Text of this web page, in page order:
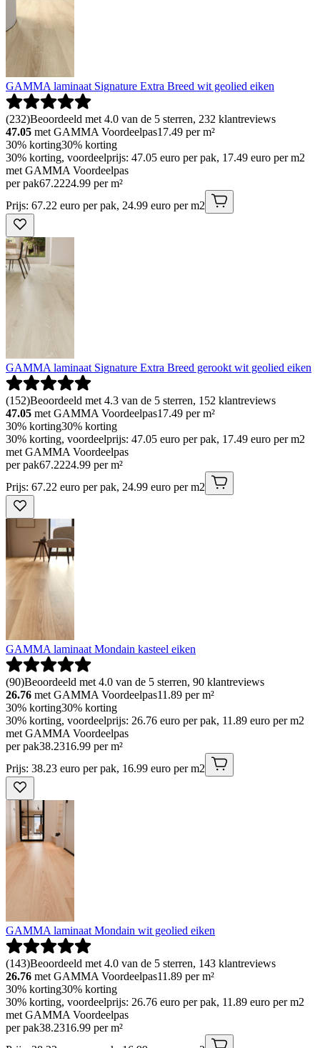
GAMMA laminaat Signature Extra Breed wit geolied eiken
(232)Beoordeeld met 4.0 van de 5 sterren, 232 klantreviews
47.05 met GAMMA Voordeelpas17.49 per m²
30% korting30% korting
30% korting, voordeelprijs: 47.05 euro per pak, 17.49 euro per m2
met GAMMA Voordeelpas
per pak67.2224.99 per m²
Prijs: 67.22 euro per pak, 24.99 euro per m2
GAMMA laminaat Signature Extra Breed gerookt wit geolied eiken
(152)Beoordeeld met 4.3 van de 5 sterren, 152 klantreviews
47.05 met GAMMA Voordeelpas17.49 per m²
30% korting30% korting
30% korting, voordeelprijs: 47.05 euro per pak, 17.49 euro per m2
met GAMMA Voordeelpas
per pak67.2224.99 per m²
Prijs: 67.22 euro per pak, 24.99 euro per m2
GAMMA laminaat Mondain kasteel eiken
(90)Beoordeeld met 4.0 van de 5 sterren, 90 klantreviews
26.76 met GAMMA Voordeelpas11.89 per m²
30% korting30% korting
30% korting, voordeelprijs: 26.76 euro per pak, 11.89 euro per m2
met GAMMA Voordeelpas
per pak38.2316.99 per m²
Prijs: 38.23 euro per pak, 16.99 euro per m2
GAMMA laminaat Mondain wit geolied eiken
(143)Beoordeeld met 4.0 van de 5 sterren, 143 klantreviews
26.76 met GAMMA Voordeelpas11.89 per m²
30% korting30% korting
30% korting, voordeelprijs: 26.76 euro per pak, 11.89 euro per m2
met GAMMA Voordeelpas
per pak38.2316.99 per m²